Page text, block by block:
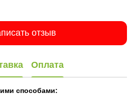
отзыв
Оплата
способами: